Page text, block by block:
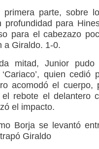
parte, sobre
profundidad para
para el cabezazo
a Giraldo. 1-0.
mitad, Junior
quien
acomodó el
rebote el delantero
el impacto.
Borja se levantó
Giraldo